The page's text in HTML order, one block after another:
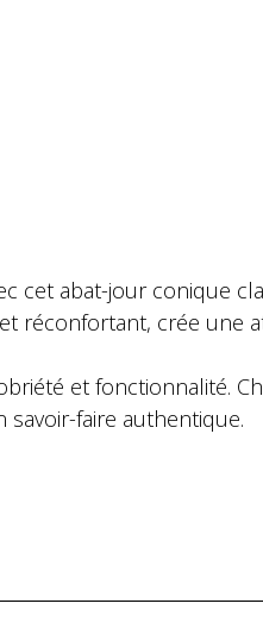
abat-jour conique
crée une
et fonctionnalité.
savoir-faire authentique.